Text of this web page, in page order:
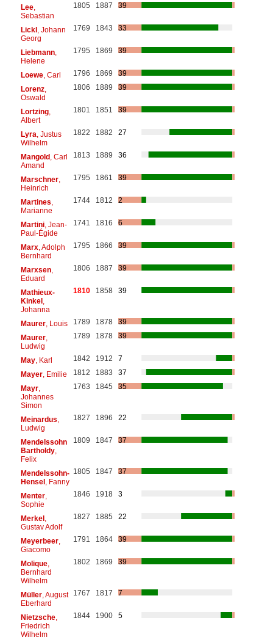
Lee,
Sebastian
1805 1887 39
Lickl, Johann
Georg
1769 1843 33
Liebmann,
Helene
1795 1869 39
Loewe, Carl 1796 1869
39
Lorenz,
Oswald
1806 1889 39
Lortzing,
Albert
1801 1851 39
Lyra , Justus
Wilhelm
1822 1882 27
Mangold, Carl
Amand
1813 1889 36
Marschner,
Heinrich
1795 1861 39
Martines
Marianne
1744 1812 2
Martini, Jean-
Paul-Égide
1741 1816 6
Marx, Adolph
Bernhard
1795 1866 39
Marxsen,
Eduard
1806 1887 39
Mathieux-
Kinkel,
Johanna
1810 1858 39
Maurer, Louis 1789 1878
39
Maurer,
Ludwig
1789 1878 39
May, Karl 1842 1912
7
Mayer, Emilie 1812 1883
37
Mayr,
Johannes
Simon
1763 1845 35
Meinardus
Ludwig
1827 1896 22
Mendelssohn
Bartholdy,
Felix
1809 1847 37
Mendelssohn-
Hensel, Fanny
1805 1847 37
Menter,
Sophie
1846 1918 3
Merkel,
Gustav Adolf
1827 1885 22
Meyerbeer,
Giacomo
1791 1864 39
Molique,
Bernhard
Wilhelm
1802 1869 39
Müller, August
Eberhard
1767 1817 7
Nietzsche,
Friedrich
Wilhelm
1844 1900 5